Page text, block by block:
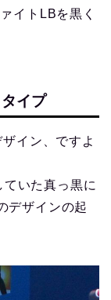
イトLBを黒く
イプ
イン、ですよ
いた真っ黒に
デザインの起